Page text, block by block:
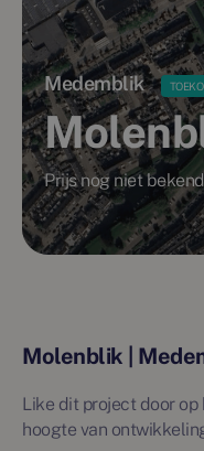
Medemblik
Prijs nog niet bekend
Molenblik |
Like dit project door
hoogte van